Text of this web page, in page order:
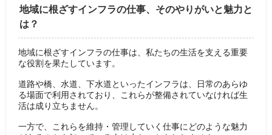
地域に根ざすインフラの仕事、そのやりがいと魅力と
は？
地域に根ざすインフラの仕事は、私たちの生活を支える重要
な役割を果たしています。
道路や橋、水道、下水道といったインフラは、日常のあらゆ
る場面で利用されており、これらが整備されていなければ生
活は成り立ちません。
一方で、これらを維持・管理していく仕事にどのような魅力